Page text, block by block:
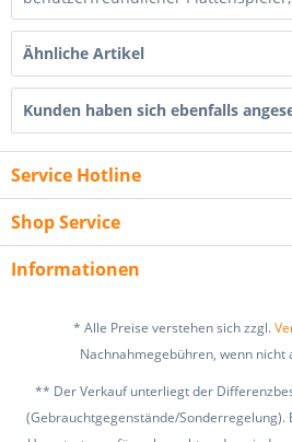
Ähnliche Artikel
Kunden haben sich ebenfalls
Service Hotline
Shop Service
Informationen
* Alle Preise verstehen sich zzgl.
Nachnahmegebühren, wenn nicht
** Der Verkauf unterliegt der
(Gebrauchtgegenstände/Sonderregelung).